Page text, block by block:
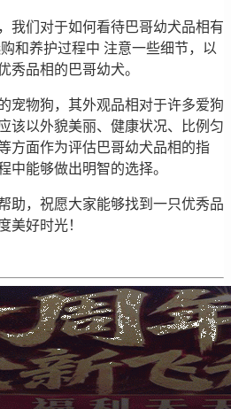
我们对于如何看待巴哥幼犬品相有
和养护过程中 注意一些细节，以
秀品相的巴哥幼犬。
宠物狗，其外观品相对于许多爱狗
该以外貌美丽、健康状况、比例匀
方面作为评估巴哥幼犬品相的指
中能够做出明智的选择。
助，祝愿大家能够找到一只优秀品
美好时光！